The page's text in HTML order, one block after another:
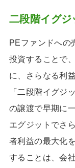
二段階イグジ
PEファンドへの
投資することで
に、さらなる利
「二段階イグジ
の譲渡で早期に
エグジットでさ
者利益の最大化
することは、会